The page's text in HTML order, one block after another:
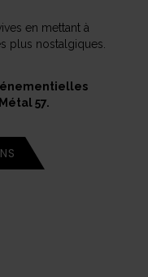
en mettant à
plus nostalgiques.
57.